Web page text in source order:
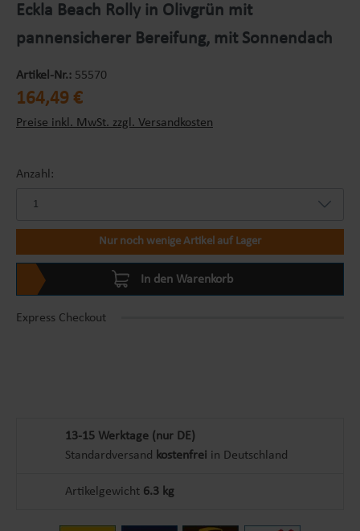
Eckla Beach Rolly in Olivgrün mit
pannensicherer Bereifung, mit Sonnendach
Artikel-Nr.: 55570
Regulärer Preis:
164,49 €
Preise inkl. MwSt. zzgl. Versandkosten
Anzahl:
Nur noch wenige Artikel auf Lager
In den Warenkorb
Express Checkout
13-15 Werktage (nur DE)
Standardversand kostenfrei in Deutschland
Artikelgewicht 6.3 kg